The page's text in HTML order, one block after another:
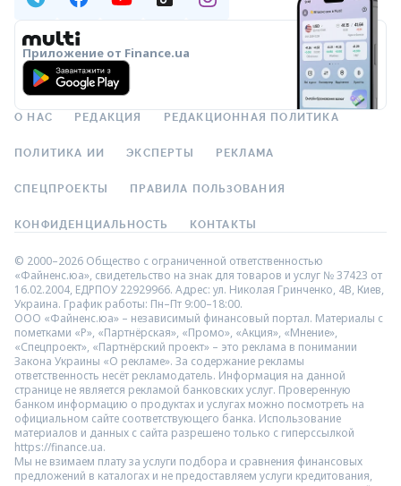
Приложение от Finance.ua
О НАС РЕДАКЦИЯ РЕДАКЦИОННАЯ ПОЛИТИКА
ПОЛИТИКА ИИ ЭКСПЕРТЫ РЕКЛАМА
СПЕЦПРОЕКТЫ ПРАВИЛА ПОЛЬЗОВАНИЯ
КОНФИДЕНЦИАЛЬНОСТЬ КОНТАКТЫ
© 2000–2026 Общество с ограниченной ответственностью
«Файненс.юа», свидетельство на знак для товаров и услуг № 37423 от
16.02.2004, ЕДРПОУ 22929966. Адрес: ул. Николая Гринченко, 4В, Киев,
Украина. График работы: Пн–Пт 9:00–18:00.
ООО «Файненс.юа» – независимый финансовый портал. Материалы с
пометками «Р», «Партнёрская», «Промо», «Акция», «Мнение»,
«Спецпроект», «Партнёрский проект» – это реклама в понимании
Закона Украины «О рекламе». За содержание рекламы
ответственность несёт рекламодатель. Информация на данной
странице не является рекламой банковских услуг. Проверенную
банком информацию о продуктах и услугах можно посмотреть на
официальном сайте соответствующего банка. Использование
материалов и данных с сайта разрешено только с гиперссылкой
https://finance.ua.
Мы не взимаем плату за услуги подбора и сравнения финансовых
предложений в каталогах и не предоставляем услуги кредитования,